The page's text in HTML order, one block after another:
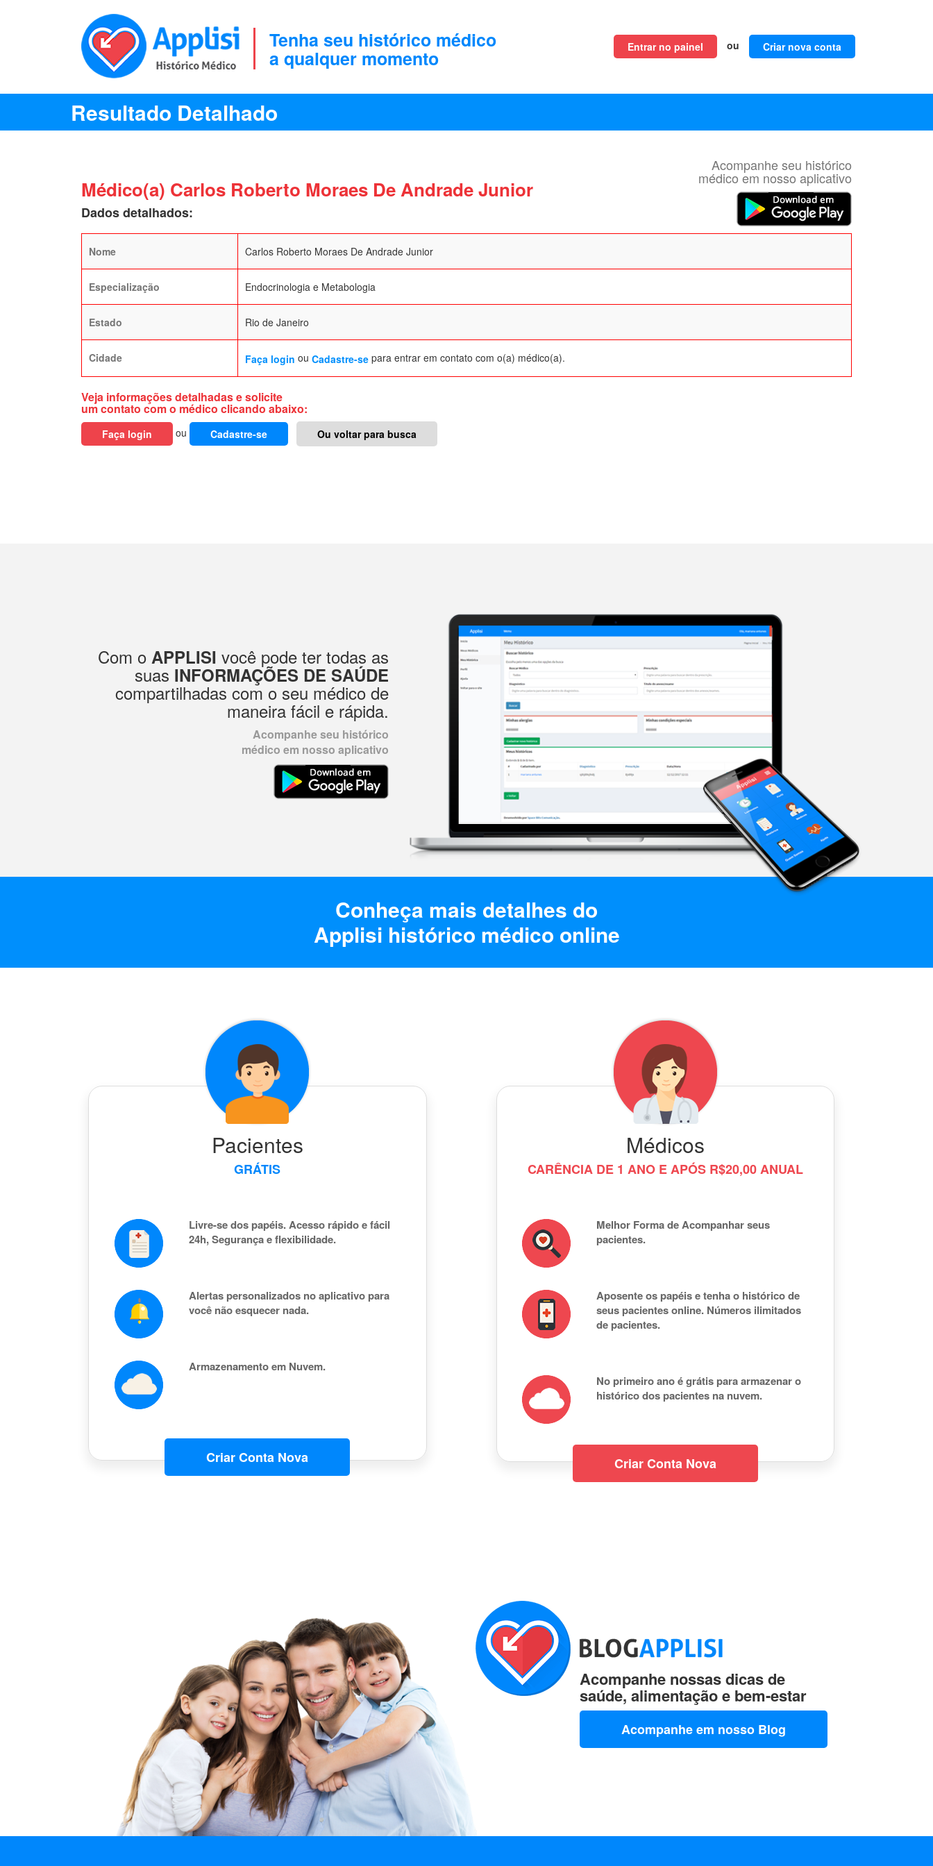
Tenha seu histórico médico
a qualquer momento Entrar no painel ou Criar nova conta
Resultado Detalhado
Médico(a) Carlos Roberto Moraes De Andrade Junior
Dados detalhados:
Acompanhe seu histórico
médico em nosso aplicativo
Nome Carlos Roberto Moraes De Andrade Junior
Especialização Endocrinologia e Metabologia
Estado Rio de Janeiro
Cidade Faça login ou Cadastre-se para entrar em contato com o(a) médico(a).
Veja informações detalhadas e solicite
um contato com o médico clicando abaixo:
Faça login ou Cadastre-se Ou voltar para busca
Com o APPLISI você pode ter todas as
suas INFORMAÇÕES DE SAÚDE
compartilhadas com o seu médico de
maneira fácil e rápida.
Acompanhe seu histórico
médico em nosso aplicativo
Conheça mais detalhes do
Applisi histórico médico online
Pacientes
GRÁTIS
Livre-se dos papéis. Acesso rápido e fácil
24h, Segurança e flexibilidade.
Alertas personalizados no aplicativo para
você não esquecer nada.
Armazenamento em Nuvem.
Criar Conta Nova
Médicos
CARÊNCIA DE 1 ANO E APÓS R$20,00 ANUAL
Melhor Forma de Acompanhar seus
pacientes.
Aposente os papéis e tenha o histórico de
seus pacientes online. Números ilimitados
de pacientes.
No primeiro ano é grátis para armazenar o
histórico dos pacientes na nuvem.
Criar Conta Nova
Acompanhe nossas dicas de
saúde, alimentação e bem-estar
Acompanhe em nosso Blog